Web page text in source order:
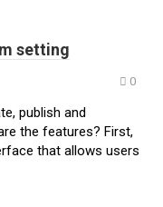
setting
0
publish and
the features? First,
that allows users